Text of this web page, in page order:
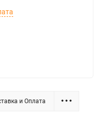
и Оплата